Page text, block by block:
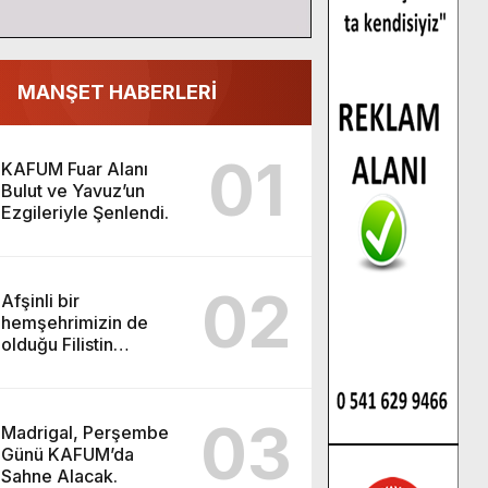
MANŞET HABERLERİ
KAFUM Fuar Alanı
Bulut ve Yavuz’un
Ezgileriyle Şenlendi.
01
Afşinli bir
hemşehrimizin de
olduğu Filistin
02
Madrigal, Perşembe
Günü KAFUM’da
Sahne Alacak.
03